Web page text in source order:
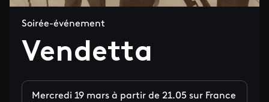
Soirée-événement
Vendetta
Mercredi 19 mars à partir de 21.05 sur France